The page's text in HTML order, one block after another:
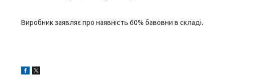
Виробник заявляє про наявність 60% бавовни в складі.